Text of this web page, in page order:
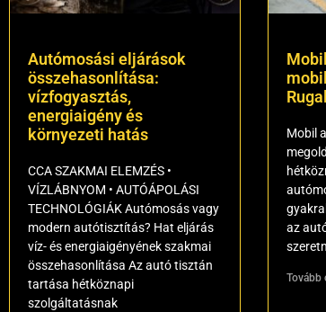
Autómosási eljárások
összehasonlítása:
vízfogyasztás,
energiaigény és
környezeti hatás
CCA SZAKMAI ELEMZÉS •
VÍZLÁBNYOM • AUTÓÁPOLÁSI
TECHNOLÓGIÁK Autómosás vagy
modern autótisztítás? Hat eljárás
víz- és energiaigényének szakmai
összehasonlítása Az autó tisztán
tartása hétköznapi
szolgáltatásnak
Mobil
az
Tovább